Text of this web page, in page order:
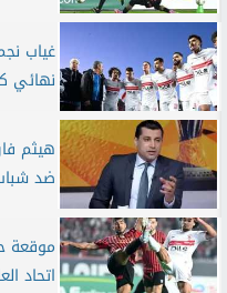
غياب
نهائي
هيثم
ضد
موقعة
اتحاد